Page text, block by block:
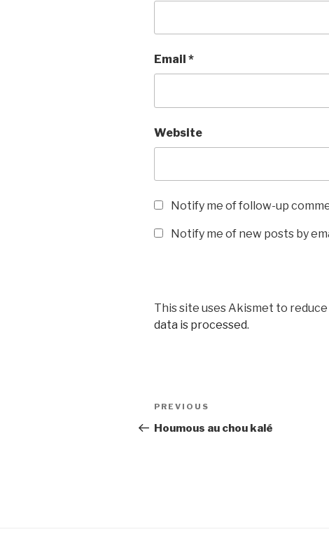
Email *
Website
Notify me of follow-up
Notify me of new posts by
This site uses Akismet to reduce
data is processed.
Post
navigation
Previous
Post
PREVIOUS
Houmous au chou kalé